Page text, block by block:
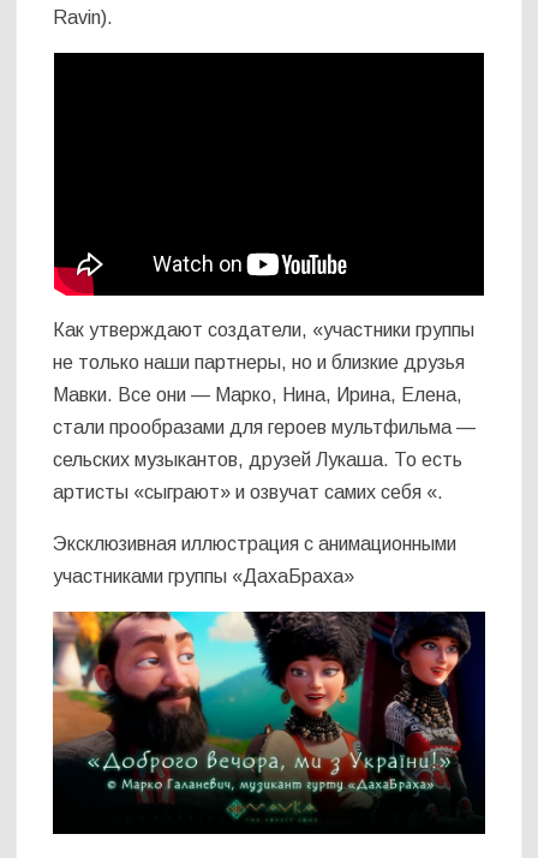
Ravin).
Как утверждают создатели, «участники группы
не только наши партнеры, но и близкие друзья
Мавки. Все они — Марко, Нина, Ирина, Елена,
стали прообразами для героев мультфильма —
сельских музыкантов, друзей Лукаша. То есть
артисты «сыграют» и озвучат самих себя «.
Эксклюзивная иллюстрация с анимационными
участниками группы «ДахаБраха»